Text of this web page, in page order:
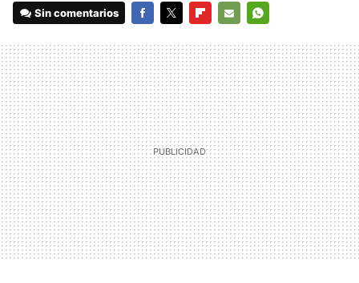
Sin comentarios
MAIL